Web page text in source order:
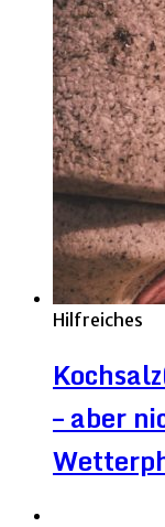
Hilfreiches
– aber